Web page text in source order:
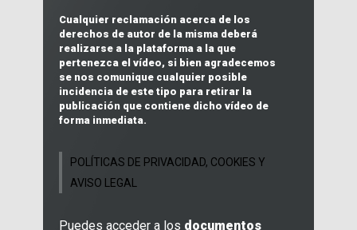
Cualquier reclamación acerca de los
derechos de autor de la misma deberá
realizarse a la plataforma a la que
pertenezca el vídeo, si bien agradecemos
se nos comunique cualquier posible
incidencia de este tipo para retirar la
publicación que contiene dicho vídeo de
forma inmediata.
POLÍTICAS DE PRIVACIDAD, COOKIES Y
AVISO LEGAL
Puedes acceder a los documentos